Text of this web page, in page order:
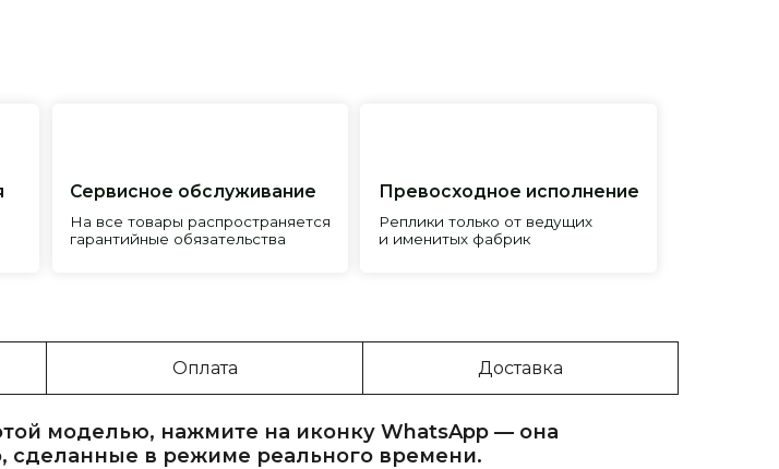
Оплата Доставка
моделью, нажмите на иконку WhatsApp — она
сделанные в режиме реального времени.